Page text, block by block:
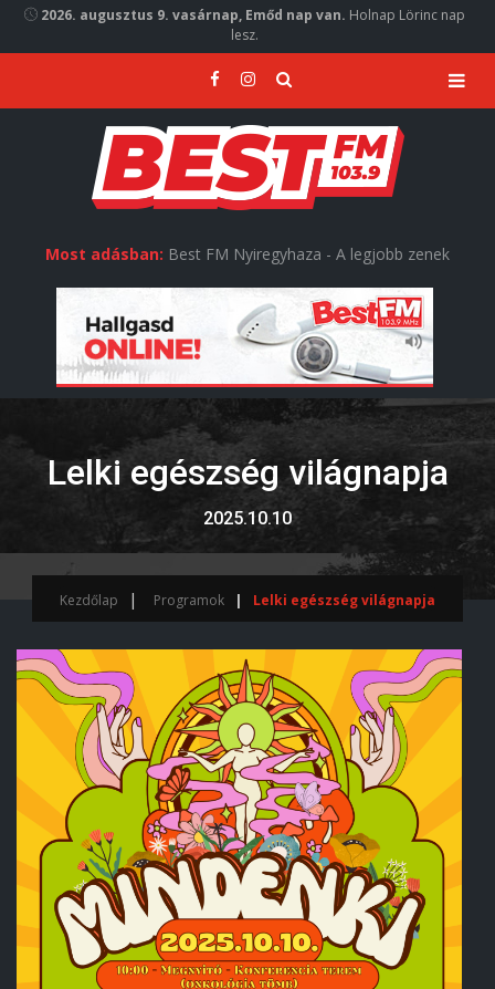
2026. augusztus 9. vasárnap, Emőd nap van. Holnap Lörinc nap
lesz.
Most adásban: Best FM Nyiregyhaza - A legjobb zenek
Lelki egészség világnapja
2025.10.10
Kezdőlap Programok Lelki egészség világnapja